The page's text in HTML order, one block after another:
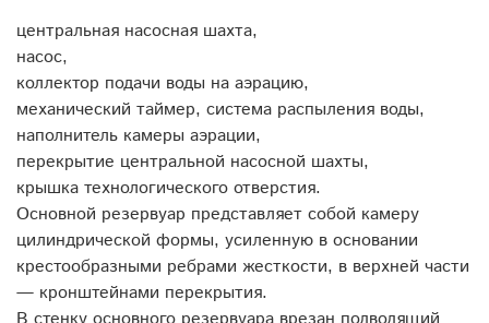
центральная насосная шахта,
насос,
коллектор подачи воды на аэрацию,
механический таймер, система распыления воды,
наполнитель камеры аэрации,
перекрытие центральной насосной шахты,
крышка технологического отверстия.
Основной резервуар представляет собой камеру
цилиндрической формы, усиленную в основании
крестообразными ребрами жесткости, в верхней части
— кронштейнами перекрытия.